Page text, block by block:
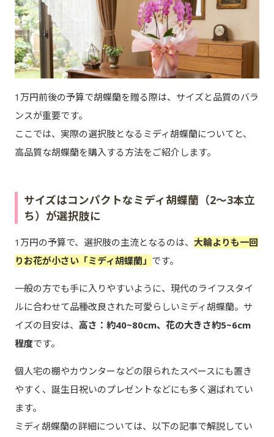
1万円前後の予算で胡蝶蘭を贈る際は、サイズと品質のバラ
ンスが重要です。
ここでは、実際の選択肢となるミディ胡蝶蘭についてと、
高品質な胡蝶蘭を購入する方法をご紹介します。
サイズはコンパクトなミディ胡蝶蘭（2～3本立
ち）が選択肢に
1万円の予算で、選択肢の主流となるのは、 大輪よりも一回
りお花が小さい「ミディ胡蝶蘭」 です。
一般の方でも手に入りやすいように、現代のライフスタイ
ルに合わせて品種改良された可愛らしいミディ胡蝶蘭。サ
イズの目安は、 高さ：約40~80cm、花の大きさ約5~6cm
程度です。
個人宅の棚やカウンターなどの限られたスペースにも置き
やすく、誕生日祝いのプレゼントなどにも多く選ばれてい
ます。
ミディ胡蝶蘭の詳細については、以下の記事で解説してい